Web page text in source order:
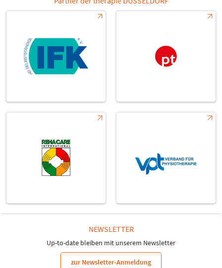
NEWSLETTER
Up-to-date bleiben mit unserem Newsletter
zur Newsletter-Anmeldung